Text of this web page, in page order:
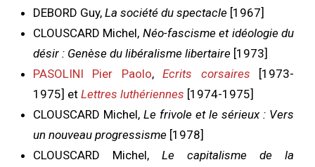
DEBORD Guy, La société du spectacle [1967]
CLOUSCARD Michel, Néo-fascisme et idéologie du
désir : Genèse du libéralisme libertaire [1973]
PASOLINI Pier Paolo,Ecrits corsaires [1973-
1975] et Lettres luthériennes [1974-1975]
CLOUSCARD Michel, Le frivole et le sérieux : Vers
un nouveau progressisme [1978]
CLOUSCARD Michel, Le capitalisme de la